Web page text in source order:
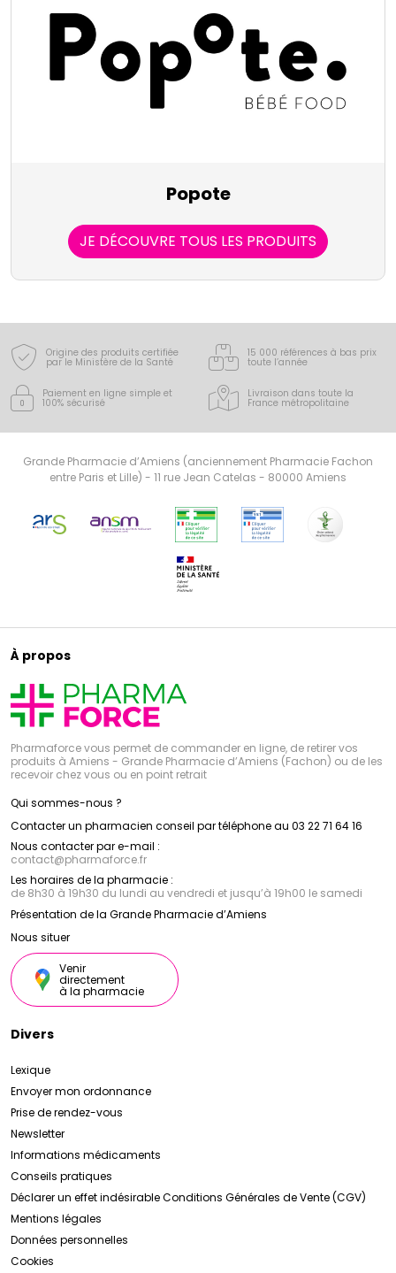
Popote
JE DÉCOUVRE TOUS LES PRODUITS
Origine des produits certifiée
par le Ministère de la Santé
15 000 références à bas prix
toute l’année
Paiement en ligne simple et
100% sécurisé
Livraison dans toute la
France métropolitaine
Grande Pharmacie d’Amiens (anciennement Pharmacie Fachon
entre Paris et Lille) - 11 rue Jean Catelas - 80000 Amiens
À propos
Pharmaforce vous permet de commander en ligne, de retirer vos
produits à Amiens - Grande Pharmacie d’Amiens (Fachon) ou de les
recevoir chez vous ou en point retrait
Qui sommes-nous ?
Contacter un pharmacien conseil par téléphone au 03 22 71 64 16
Nous contacter par e-mail :
contact@pharmaforce.fr
Les horaires de la pharmacie :
de 8h30 à 19h30 du lundi au vendredi et jusqu’à 19h00 le samedi
Présentation de la Grande Pharmacie d’Amiens
Nous situer
Venir
directement
à la pharmacie
Divers
Lexique
Envoyer mon ordonnance
Prise de rendez-vous
Newsletter
Informations médicaments
Conseils pratiques
Déclarer un effet indésirableConditions Générales de Vente (CGV)
Mentions légales
Données personnelles
Cookies